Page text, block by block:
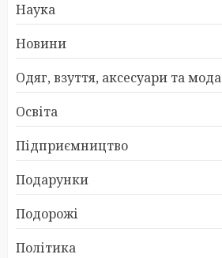
Наука
Новини
Одяг, взуття, аксесуари та мода
Освіта
Підприємництво
Подарунки
Подорожі
Політика